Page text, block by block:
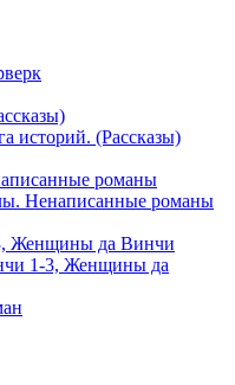
историй. (Рассказы)
Ненаписанные романы
1-3, Женщины да